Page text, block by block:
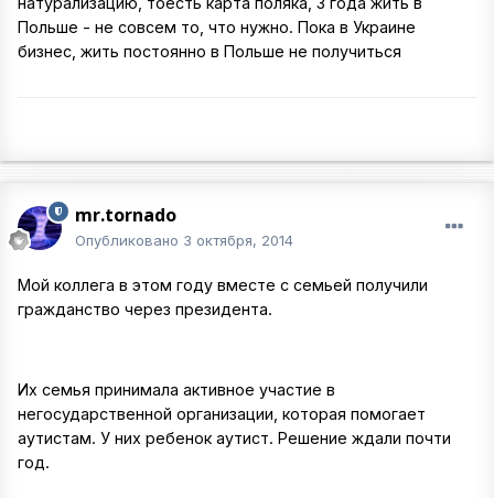
Польше - не совсем то, что нужно. Пока в Украине
бизнес, жить постоянно в Польше не получиться
mr.tornado
Опубликовано 3 октября, 2014
Мой коллега в этом году вместе с семьей получили
гражданство через президента.
Их семья принимала активное участие в
негосударственной организации, которая помогает
аутистам. У них ребенок аутист. Решение ждали почти
год.